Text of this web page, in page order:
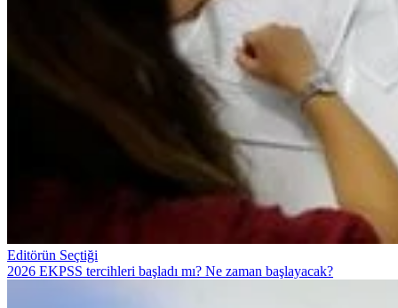
Editörün Seçtiği
2026 EKPSS tercihleri başladı mı? Ne zaman başlayacak?